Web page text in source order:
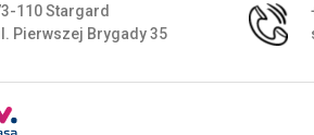
pocztowy:
110 Stargard
Pierwszej Brygady 35